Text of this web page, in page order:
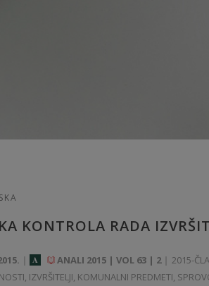
KONTROLA RADA
A ANALI 2015 | VOL 63 | 2 2015-
IZVRŠITELJI, KOMUNALNI PREDMETI,